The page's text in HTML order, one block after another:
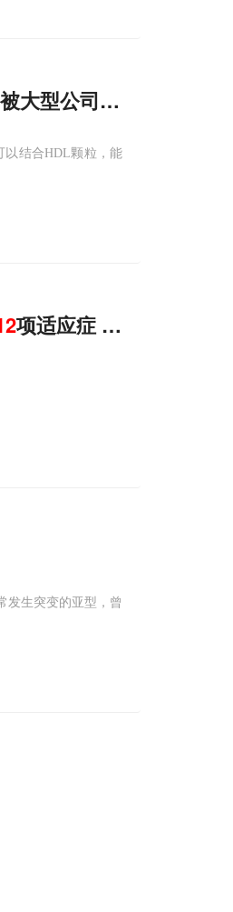
大型公司收购
以结合HDL颗粒，能
项适应症 用于肝细胞癌
发生突变的亚型，曾